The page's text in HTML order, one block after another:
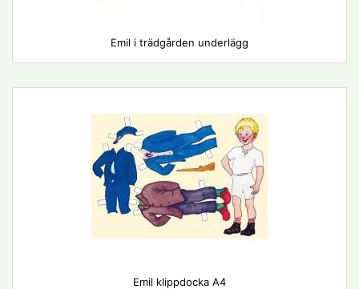
Emil i trädgården underlägg
Emil klippdocka A4